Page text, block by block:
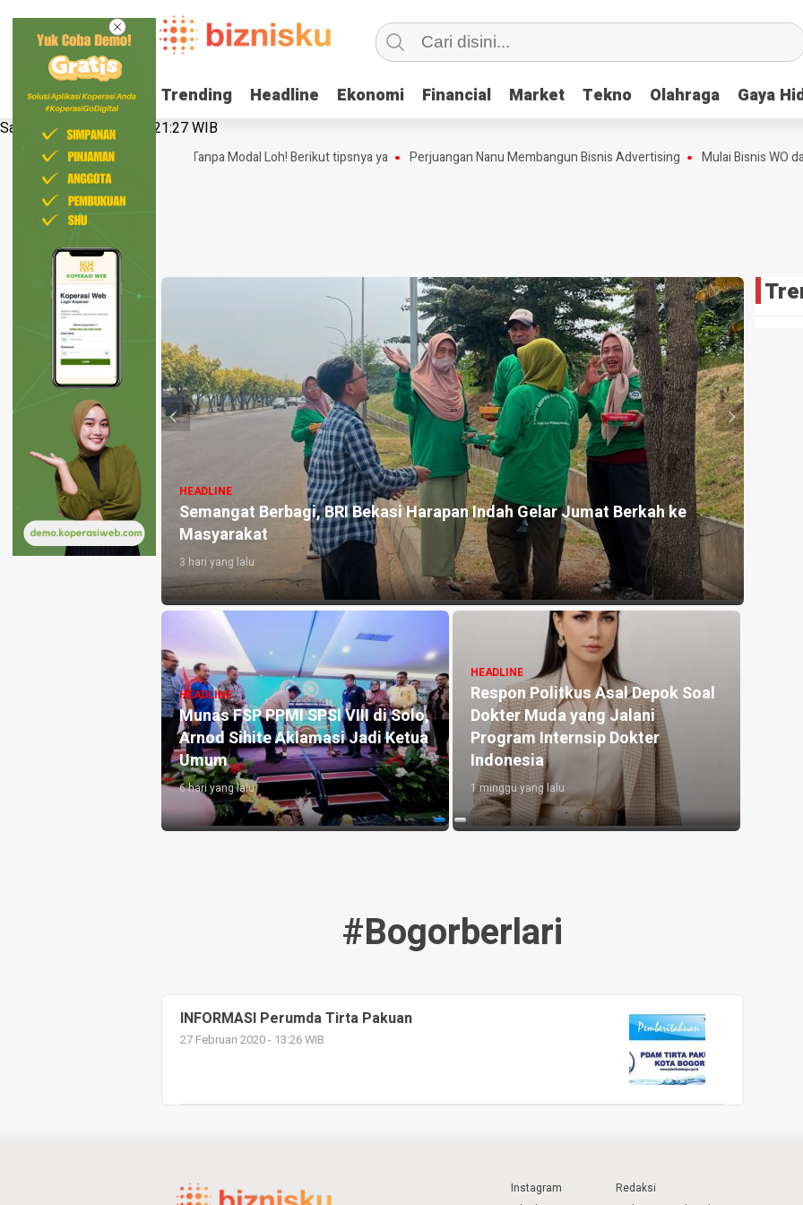
Trending Headline Ekonomi Financial Market Tekno Olahraga Gaya
Trending Headline Ekonomi Financial Market Tekno Olahraga Gaya
Sabtu, 8 Agustus 2026 | 21:27 WIB
4 Ide Bisnis Online Shop Tanpa Modal Loh! Berikut tipsnya ya Perjuangan Nanu Membangun Bisnis Advertising Mulai Bisnis WO dari
Indah Gelar Jumat Berkah ke
Respon Politkus Asal Depok Soal
Dokter Muda yang Jalani
Program Internsip Dokter
HEADLINE
BRI BO Radio Dalam Kolaborasi dengan Restoran Hachi Garden:
Promo Spesial Cashback 30 Persen
2 minggu yang lalu
HEADLINE
BRI Perkuat Ekosistem UMKM
dan Koperasi di Harkopnas 2026
2 minggu yang lalu
HEADLINE
dr. M. Zulfikar Drakel
Bertugas, Ini Tanggapan
Anggriani
2 minggu yang lalu
#bogorberlari
INFORMASI Perumda Tirta Pakuan
27 Februari 2020 - 13:26 WIB
Instagram
Redaksi